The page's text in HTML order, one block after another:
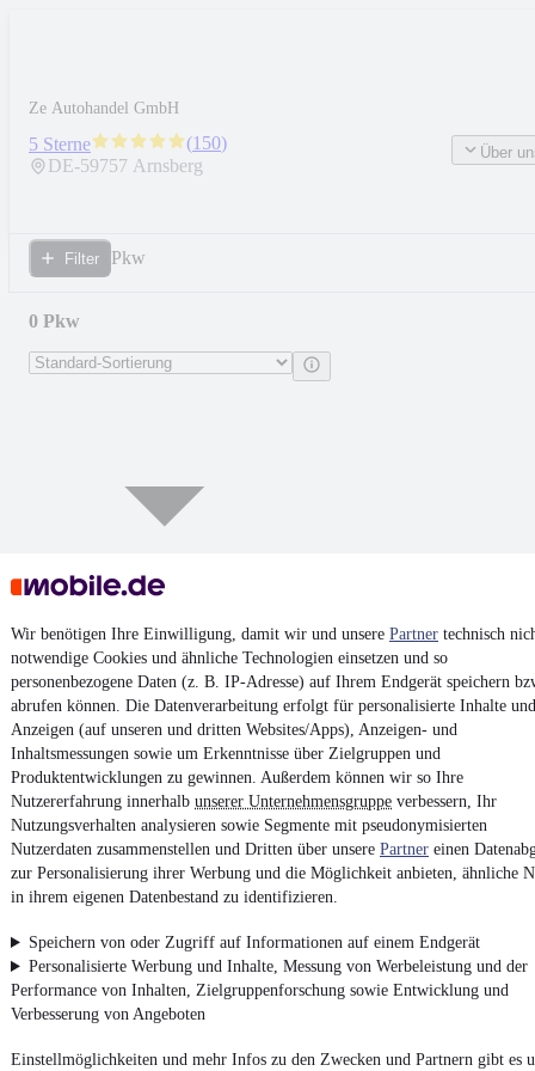
Wir benötigen Ihre Einwilligung, damit wir und unsere Partner technisch
notwendige Cookies und ähnliche Technologien einsetzen und so
personenbezogene Daten (z. B. IP-Adresse) auf Ihrem Endgerät speichern
abrufen können. Die Datenverarbeitung erfolgt für personalisierte Inhalte und
Anzeigen (auf unseren und dritten Websites/Apps), Anzeigen- und
Inhaltsmessungen sowie um Erkenntnisse über Zielgruppen und
Produktentwicklungen zu gewinnen. Außerdem können wir so Ihre
Nutzererfahrung innerhalb unserer Unternehmensgruppe verbessern, Ihr
Nutzungsverhalten analysieren sowie Segmente mit pseudonymisierten
Nutzerdaten zusammenstellen und Dritten über unsere Partner einen
zur Personalisierung ihrer Werbung und die Möglichkeit anbieten, ähnliche
in ihrem eigenen Datenbestand zu identifizieren.
Speichern von oder Zugriff auf Informationen auf einem Endgerät
Personalisierte Werbung und Inhalte, Messung von Werbeleistung und der
Performance von Inhalten, Zielgruppenforschung sowie Entwicklung und
Verbesserung von Angeboten
Einstellmöglichkeiten und mehr Infos zu den Zwecken und Partnern gibt es
Ze Autohandel GmbH
5 Sterne (150)
DE-59757 Arnsberg
Über
Filter Pkw
0 Pkw
Keine Inserate gefunden
¹MwSt. ausweisbar
Nutze mobile.de schnell und einfach
App installieren